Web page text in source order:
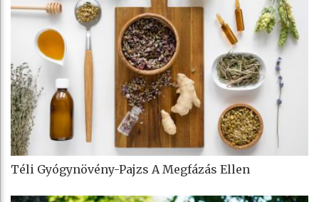
Téli Gyógynövény-Pajzs A Megfázás Ellen